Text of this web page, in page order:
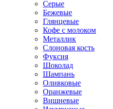
Серые
Бежевые
Глянцевые
Кофе с молоком
Металлик
Слоновая кость
Фуксия
Шоколад
Шампань
Оливковые
Оранжевые
Вишневые